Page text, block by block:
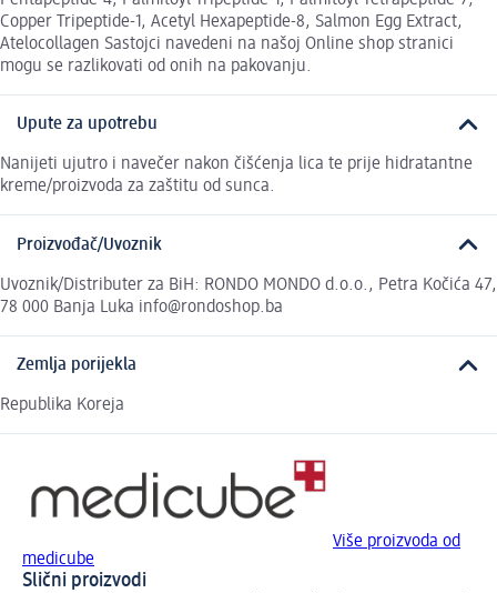
Copper Tripeptide-1, Acetyl Hexapeptide-8, Salmon Egg Extract,
Atelocollagen Sastojci navedeni na našoj Online shop stranici
mogu se razlikovati od onih na pakovanju.
Upute za upotrebu
Nanijeti ujutro i navečer nakon čišćenja lica te prije hidratantne
kreme/proizvoda za zaštitu od sunca.
Proizvođač/Uvoznik
Uvoznik/Distributer za BiH: RONDO MONDO d.o.o., Petra Kočića 47,
78 000 Banja Luka info@rondoshop.ba
Zemlja porijekla
Republika Koreja
Više proizvoda od
medicube
Slični proizvodi